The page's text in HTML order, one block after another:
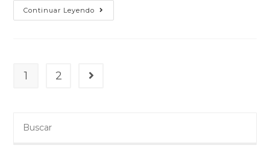
Continuar Leyendo Luctus
Non
1 2 Ir a la página siguiente